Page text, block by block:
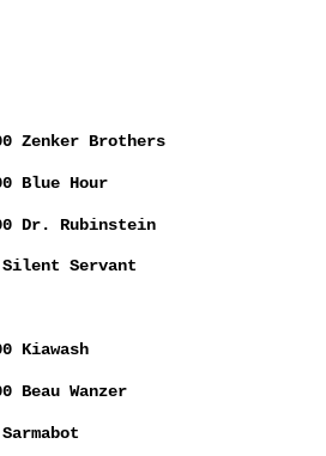
Zenker Brothers
Blue Hour
Dr. Rubinstein
Silent Servant
Kiawash
Beau Wanzer